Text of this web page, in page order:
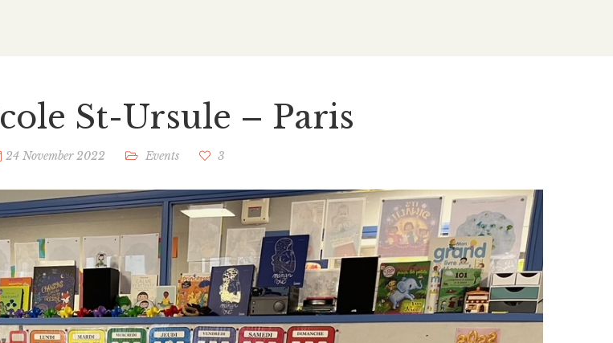
St-Ursule – Paris
24 November 2022 Events 3